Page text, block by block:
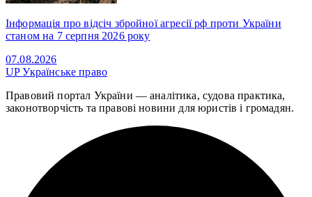
Інформація про відсіч збройної агресії рф проти України
станом на 7 серпня 2026 року
07.08.2026
UPУкраїнське право
Правовий портал України — аналітика, судова практика,
законотворчість та правові новини для юристів і громадян.